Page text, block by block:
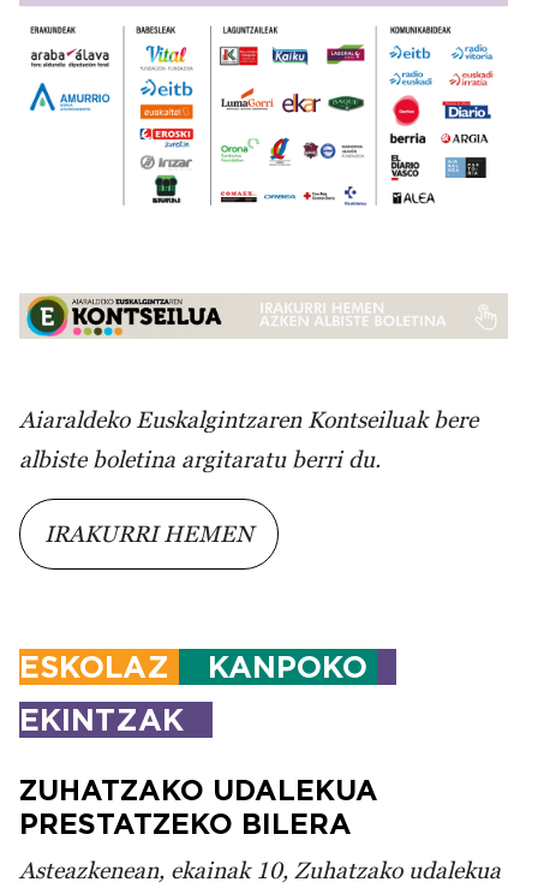
Irudia
Aiaraldeko Euskalgintzaren Kontseiluak bere
albiste boletina argitaratu berri du.
IRAKURRI HEMEN
ESKOLAZ
KANPOKO
EKINTZAK
ZUHATZAKO UDALEKUA
PRESTATZEKO BILERA
Asteazkenean, ekainak 10, Zuhatzako udalekua